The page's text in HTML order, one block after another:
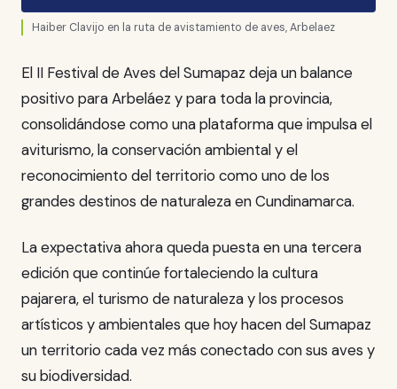
Haiber Clavijo en la ruta de avistamiento de aves, Arbelaez
El II Festival de Aves del Sumapaz deja un balance
positivo para Arbeláez y para toda la provincia,
consolidándose como una plataforma que impulsa el
aviturismo, la conservación ambiental y el
reconocimiento del territorio como uno de los
grandes destinos de naturaleza en Cundinamarca.
La expectativa ahora queda puesta en una tercera
edición que continúe fortaleciendo la cultura
pajarera, el turismo de naturaleza y los procesos
artísticos y ambientales que hoy hacen del Sumapaz
un territorio cada vez más conectado con sus aves y
su biodiversidad.